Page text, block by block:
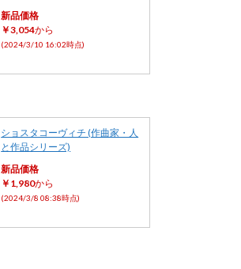
新品価格
￥3,054から
(2024/3/10 16:02時点)
ショスタコーヴィチ (作曲家・人
と作品シリーズ)
新品価格
￥1,980から
(2024/3/8 08:38時点)